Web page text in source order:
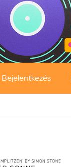
Bejelentkezés